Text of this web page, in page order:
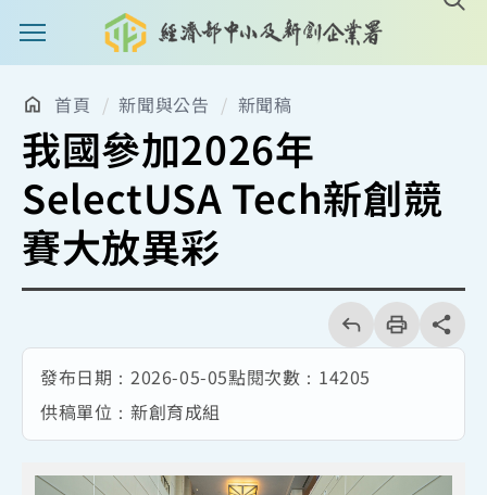
主選單案扭
首頁 新聞與公告 新聞稿
我國參加2026年
SelectUSA Tech新創競
賽大放異彩
回
上
一
頁
列
印
share分享
發布日期： 2026-05-05點閱次數： 14205
供稿單位： 新創育成組